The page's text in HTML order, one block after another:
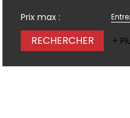
Prix max :
+